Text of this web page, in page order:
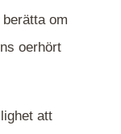
om
oerhört
att